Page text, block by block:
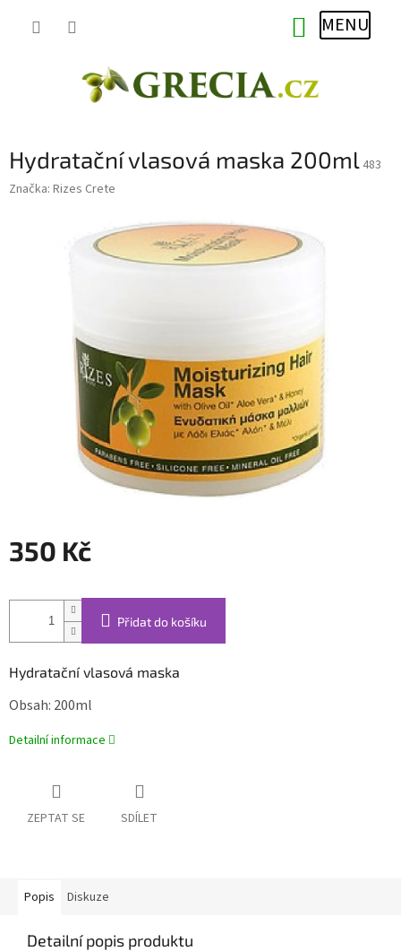
NÁKUPNÍ
KOŠÍK
Hydratační vlasová maska 200ml 483
Značka: Rizes Crete
350 Kč
cena:
Přidat do košíku
Hydratační vlasová maska
Obsah: 200ml
Detailní informace
ZEPTAT SE SDÍLET
Popis Diskuze
Detailní popis produktu